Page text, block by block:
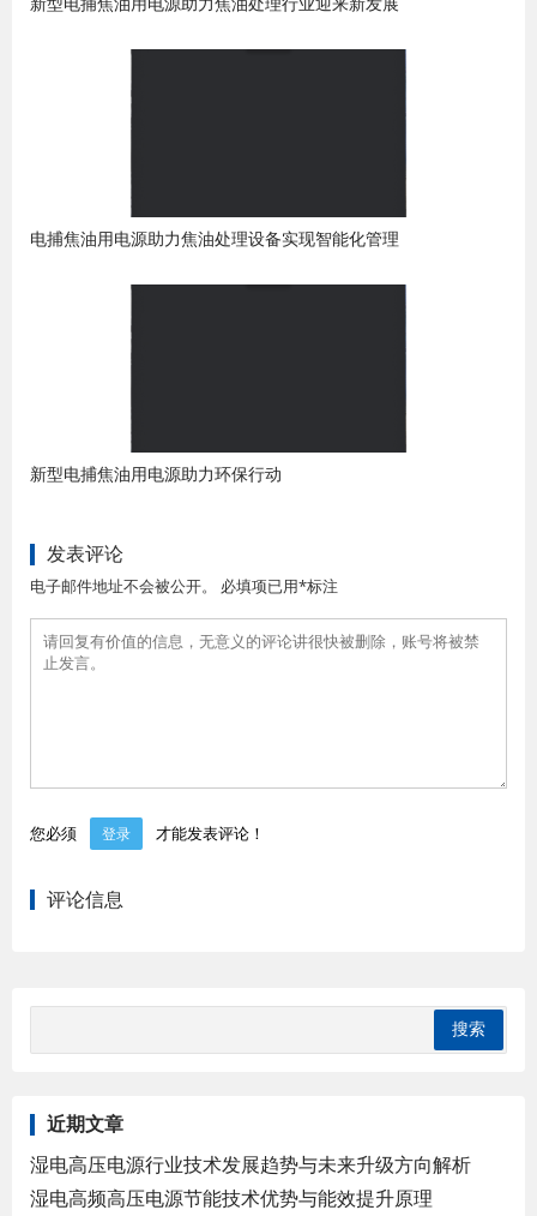
电捕焦油用电源助力焦油处理设备实现智能化管理
新型电捕焦油用电源助力环保行动
发表评论
电子邮件地址不会被公开。 必填项已用*标注
您必须 登录 才能发表评论！
评论信息
近期文章
湿电高压电源行业技术发展趋势与未来升级方向解析
湿电高频高压电源节能技术优势与能效提升原理